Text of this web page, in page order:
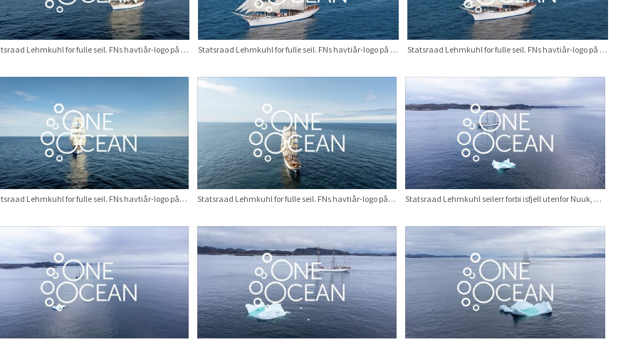
Statsraad Lehmkuhl for fulle seil. FNs havtiår-logo på seil. Etappe: Nuuk – St. John’s, august 2025 Statsraad Lehmkuhl for fulle seil. FNs havtiår-logo på seil. Etappe: Nuuk – St. John’s, august 2025 Statsraad Lehmkuhl for fulle seil. FNs havtiår-logo på seil. Etappe: Nuuk – St. John’s, august 2025
Statsraad Lehmkuhl for fulle seil. FNs havtiår-logo på seil. Etappe: Nuuk – St. John’s, august 2025 Statsraad Lehmkuhl for fulle seil. FNs havtiår-logo på seil. Etappe: Nuuk – St. John’s, august 2025 Statsraad Lehmkuhl seilerr forbi isfjell utenfor Nuuk, Grønland. August 2025.